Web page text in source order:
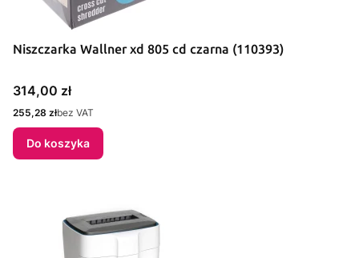
Niszczarka Wallner xd 805 cd czarna (110393)
Cena
314,00 zł
Cena
255,28 złbez VAT
Do koszyka